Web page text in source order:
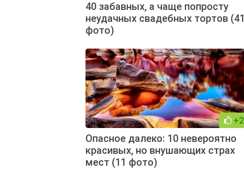
40 забавных, а чаще попросту
неудачных свадебных тортов (41
фото)
+2
Опасное далеко: 10 невероятно
красивых, но внушающих страх
мест (11 фото)